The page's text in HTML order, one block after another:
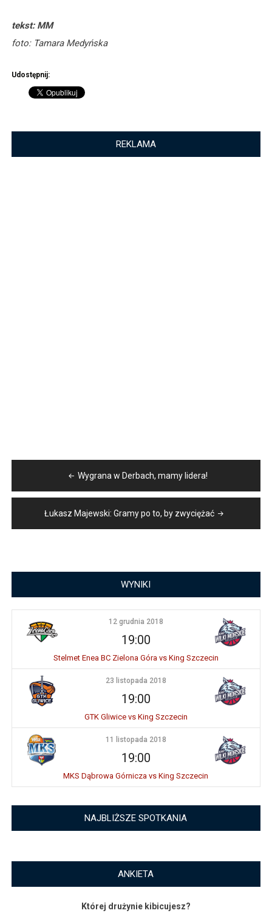
tekst: MM
foto: Tamara Medyńska
Udostępnij:
REKLAMA
Nawigacja
wpisu
Wygrana w Derbach, mamy lidera!
Łukasz Majewski: Gramy po to, by zwyciężać
WYNIKI
12 grudnia 2018
19:00
Stelmet Enea BC Zielona Góra vs King Szczecin
23 listopada 2018
19:00
GTK Gliwice vs King Szczecin
11 listopada 2018
19:00
MKS Dąbrowa Górnicza vs King Szczecin
NAJBLIŻSZE SPOTKANIA
ANKIETA
Której drużynie kibicujesz?